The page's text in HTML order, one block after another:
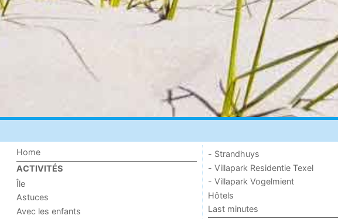
Home
ACTIVITÉS
Île
Astuces
Avec les enfants
- Strandhuys
- Villapark Residentie Texel
- Villapark Vogelmient
Hôtels
Last minutes